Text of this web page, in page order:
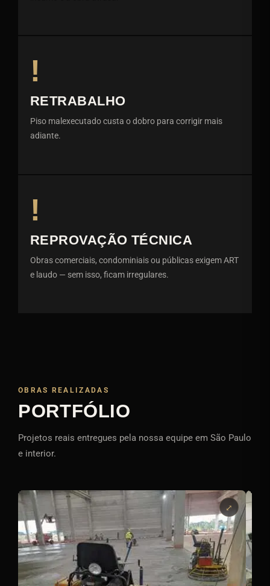
!
RETRABALHO
Piso malexecutado custa o dobro para corrigir mais
adiante.
!
REPROVAÇÃO TÉCNICA
Obras comerciais, condominiais ou públicas exigem ART
e laudo — sem isso, ficam irregulares.
OBRAS REALIZADAS
PORTFÓLIO
Projetos reais entregues pela nossa equipe em São Paulo
e interior.